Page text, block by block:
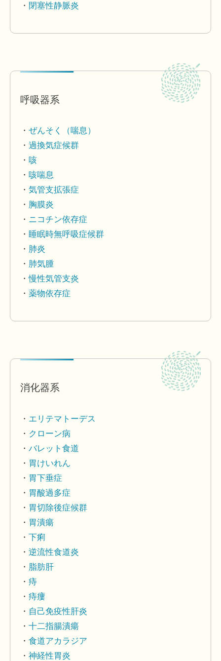
閉塞性静脈炎
呼吸器系
ぜんそく（喘息）
過換気症候群
咳
咳喘息
気管支拡張症
胸膜炎
ニコチン依存症
睡眠時無呼吸症候群
肺炎
肺気腫
慢性気管支炎
薬物依存症
消化器系
エリテマトーデス
クローン病
バレット食道
胃けいれん
胃下垂症
胃酸過多症
胃切除後症候群
胃潰瘍
下痢
逆流性食道炎
脂肪肝
痔
痔瘻
自己免疫性肝炎
十二指腸潰瘍
食道アカラジア
神経性胃炎